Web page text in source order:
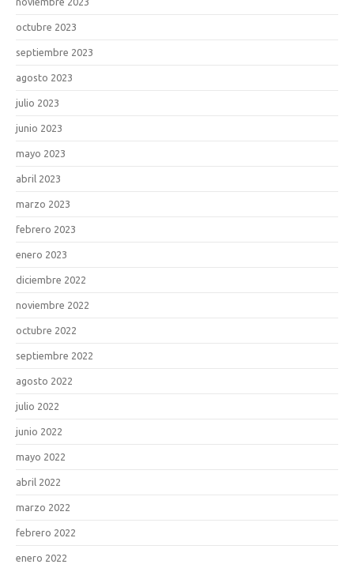
octubre 2023
septiembre 2023
agosto 2023
julio 2023
junio 2023
mayo 2023
abril 2023
marzo 2023
febrero 2023
enero 2023
diciembre 2022
noviembre 2022
octubre 2022
septiembre 2022
agosto 2022
julio 2022
junio 2022
mayo 2022
abril 2022
marzo 2022
febrero 2022
enero 2022